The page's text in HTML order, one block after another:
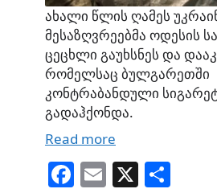
ახალი წლის ღამეს
მესაზღვრეებმა ოდესის
ცეცხლი გაუხსნეს და
რომელსაც ბულგარეთში
კონტრაბანდული
გადაჰქონდა.
Read more
Fa E X